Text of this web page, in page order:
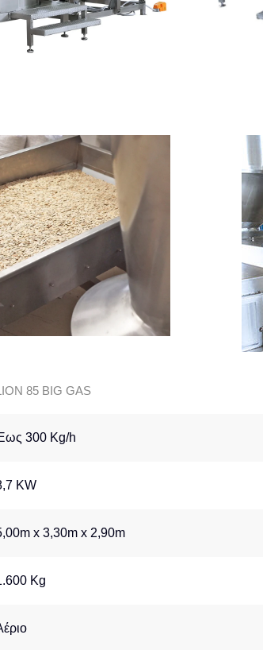
85 BIG GAS
300 Kg/h
KW
x 3,30m x 2,90m
Kg